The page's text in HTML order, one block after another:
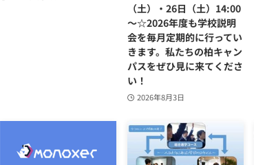
（土）・26日（土）14:00
～☆2026年度も学校説明
会を毎月定期的に行ってい
きます。私たちの柏キャン
パスをぜひ見に来てくださ
い！
2026年8月3日